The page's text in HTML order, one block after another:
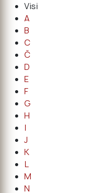
Visi
A
B
C
Č
D
E
F
G
H
I
J
K
L
M
N